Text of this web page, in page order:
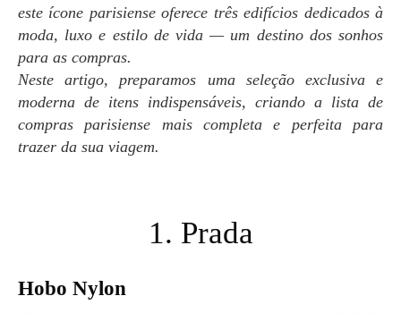
este ícone parisiense oferece três edifícios dedicados à
moda, luxo e estilo de vida — um destino dos sonhos
para as compras.
Neste artigo, preparamos uma seleção exclusiva e
moderna de itens indispensáveis, criando a lista de
compras parisiense mais completa e perfeita para
trazer da sua viagem.
1. Prada
Hobo Nylon